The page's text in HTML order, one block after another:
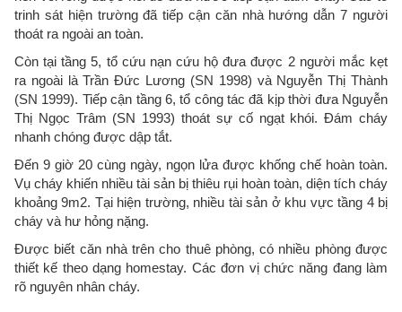
trinh sát hiện trường đã tiếp cận căn nhà hướng dẫn 7 người
thoát ra ngoài an toàn.
Còn tại tầng 5, tổ cứu nạn cứu hộ đưa được 2 người mắc kẹt
ra ngoài là Trần Đức Lương (SN 1998) và Nguyễn Thị Thành
(SN 1999). Tiếp cận tầng 6, tổ công tác đã kịp thời đưa Nguyễn
Thị Ngọc Trâm (SN 1993) thoát sự cố ngạt khói. Đám cháy
nhanh chóng được dập tắt.
Đến 9 giờ 20 cùng ngày, ngọn lửa được khống chế hoàn toàn.
Vụ cháy khiến nhiều tài sản bị thiêu rụi hoàn toàn, diện tích cháy
khoảng 9m2. Tại hiện trường, nhiều tài sản ở khu vực tầng 4 bị
cháy và hư hỏng nặng.
Được biết căn nhà trên cho thuê phòng, có nhiều phòng được
thiết kế theo dạng homestay. Các đơn vị chức năng đang làm
rõ nguyên nhân cháy.